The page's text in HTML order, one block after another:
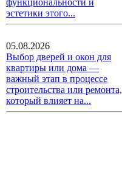
функциональности и
эстетики этого...
05.08.2026
Выбор дверей и окон для
квартиры или дома —
важный этап в процессе
строительства или ремонта,
который влияет на...